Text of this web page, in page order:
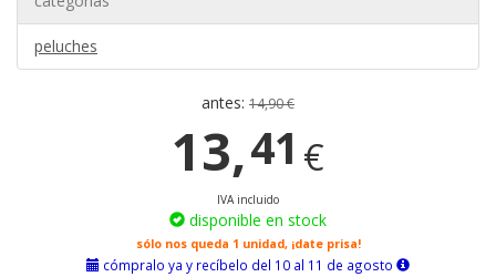
peluches
antes: 14,90 €
13,41 €
IVA incluido
disponible en stock
sólo nos queda 1 unidad, ¡date prisa!
cómpralo ya y recíbelo del 10 al 11 de agosto